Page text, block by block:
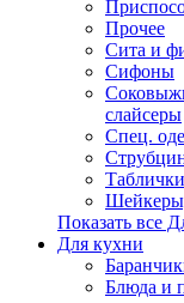
Прочее
Сита и
Сифоны
слайсеры
Спец.
Показать все
Для кухни
Блюда и